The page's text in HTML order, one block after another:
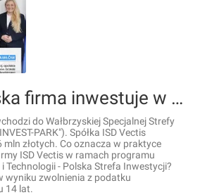
Kolejna polska firma inwestuje w woj. opolskim, przy wsparciu WSSE "INVEST-PARK"
do Wałbrzyskiej Specjalnej Strefy
PARK"). Spółka ISD Vectis
złotych. Co oznacza w praktyce
ISD Vectis w ramach programu
Technologii - Polska Strefa Inwestycji?
wyniku zwolnienia z podatku
14 lat.